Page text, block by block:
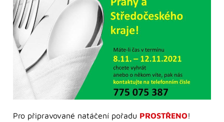
Pro připravované natáčení pořadu PROSTŘENO!